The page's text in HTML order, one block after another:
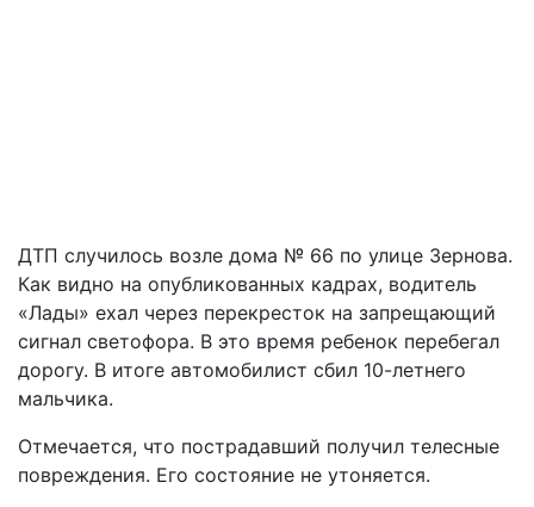
ДТП случилось возле дома № 66 по улице Зернова.
Как видно на опубликованных кадрах, водитель
«Лады» ехал через перекресток на запрещающий
сигнал светофора. В это время ребенок перебегал
дорогу. В итоге автомобилист сбил 10-летнего
мальчика.
Отмечается, что пострадавший получил телесные
повреждения. Его состояние не утоняется.